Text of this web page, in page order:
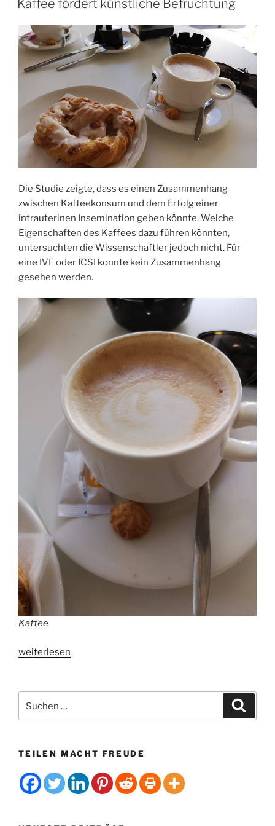
Kaffee fördert künstliche Befruchtung
Die Studie zeigte, dass es einen Zusammenhang
zwischen Kaffeekonsum und dem Erfolg einer
intrauterinen Insemination geben könnte. Welche
Eigenschaften des Kaffees dazu führen könnten,
untersuchten die Wissenschaftler jedoch nicht. Für
eine IVF oder ICSI konnte kein Zusammenhang
gesehen werden.
Kaffee
„Kaffee
Befruchtung“
weiterlesen
nach:
TEILEN MACHT FREUDE